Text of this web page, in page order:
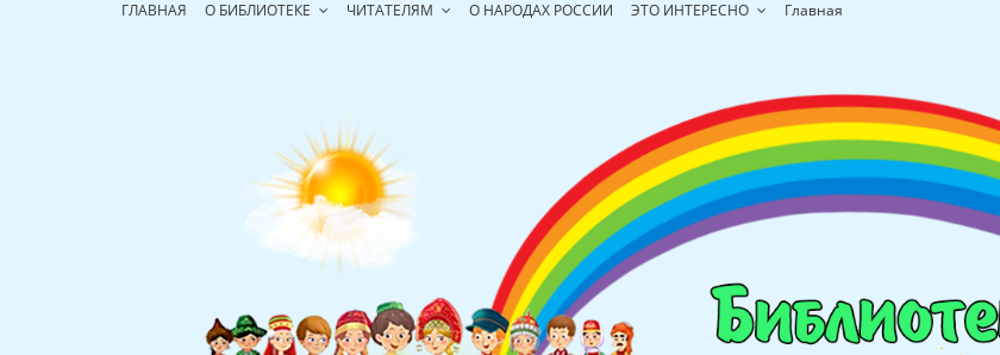
ГЛАВНАЯ О БИБЛИОТЕКЕ ЧИТАТЕЛЯМ О НАРОДАХ РОССИИ ЭТО ИНТЕРЕСНО Главная